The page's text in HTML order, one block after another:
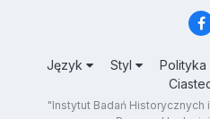
Język Styl Polityka
"Instytut Badań Historycznych